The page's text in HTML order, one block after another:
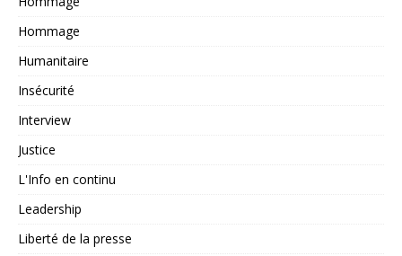
Hommage
Humanitaire
Insécurité
Interview
Justice
L'Info en continu
Leadership
Liberté de la presse